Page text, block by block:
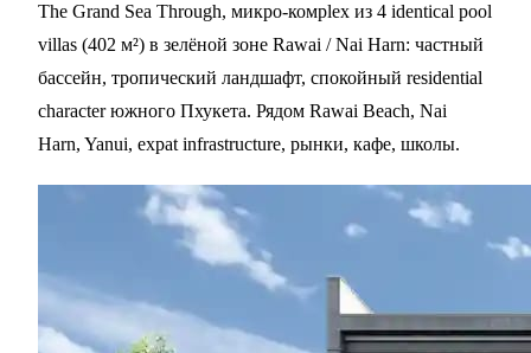
The Grand Sea Through, микро-комplex из 4 identical pool
villas (402 м²) в зелёной зоне Rawai / Nai Harn: частный
бассейн, тропический ландшафт, спокойный residential
character южного Пхукета. Рядом Rawai Beach, Nai
Harn, Yanui, expat infrastructure, рынки, кафе, школы.